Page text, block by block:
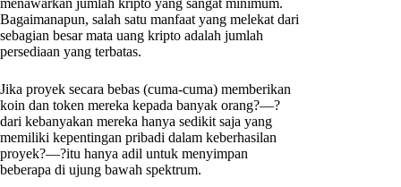
Bagaimanapun, salah satu manfaat yang melekat dari
sebagian besar mata uang kripto adalah jumlah
persediaan yang terbatas.
Jika proyek secara bebas (cuma-cuma) memberikan
koin dan token mereka kepada banyak orang?—?
dari kebanyakan mereka hanya sedikit saja yang
memiliki kepentingan pribadi dalam keberhasilan
proyek?—?itu hanya adil untuk menyimpan
beberapa di ujung bawah spektrum.